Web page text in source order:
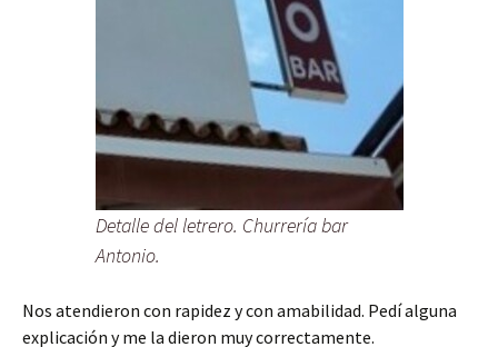
Detalle del letrero. Churrería bar
Antonio.
Nos atendieron con rapidez y con amabilidad. Pedí alguna
explicación y me la dieron muy correctamente.